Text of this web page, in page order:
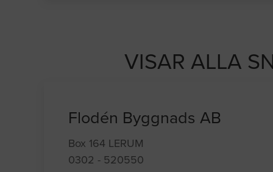
VISAR ALLA
Flodén Byggnads AB
Box 164 LERUM
0302 - 520550